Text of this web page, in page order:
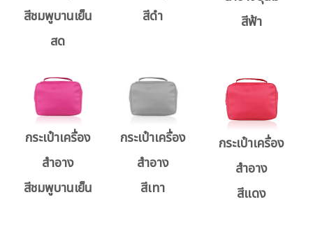
สีชมพูบานเย็น
สด
สีดำ
สีฟ้า
กระเป๋าเครื่อง
สำอาง
สีชมพูบานเย็น
กระเป๋าเครื่อง
สำอาง
สีเทา
กระเป๋าเครื่อง
สำอาง
สีแดง